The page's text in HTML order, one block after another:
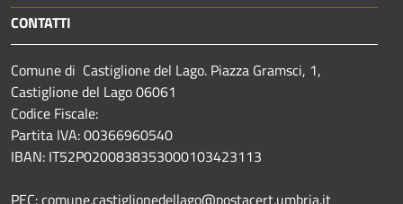
CONTATTI
Comune di Castiglione del Lago. Piazza Gramsci, 1,
Castiglione del Lago 06061
Codice Fiscale:
Partita IVA: 00366960540
IBAN: IT52P0200838353000103423113
PEC: comune.castiglionedellago@postacert.umbria.it